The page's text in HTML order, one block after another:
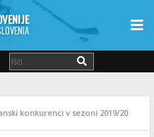
konkurenci v sezoni 2019/20